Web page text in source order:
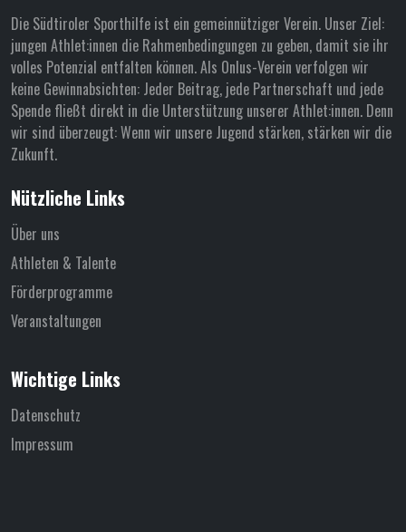
Die Südtiroler Sporthilfe ist ein gemeinnütziger Verein. Unser Ziel:
jungen Athlet:innen die Rahmenbedingungen zu geben, damit sie ihr
volles Potenzial entfalten können. Als Onlus-Verein verfolgen wir
keine Gewinnabsichten: Jeder Beitrag, jede Partnerschaft und jede
Spende fließt direkt in die Unterstützung unserer Athlet:innen. Denn
wir sind überzeugt: Wenn wir unsere Jugend stärken, stärken wir die
Zukunft.
Nützliche Links
Über uns
Athleten & Talente
Förderprogramme
Veranstaltungen
Wichtige Links
Datenschutz
Impressum